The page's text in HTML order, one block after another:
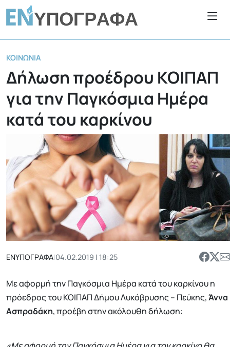
ΚΟΙΝΩΝΊΑ
Δήλωση προέδρου ΚΟΙΠΑΠ
για την Παγκόσμια Ημέρα
κατά του καρκίνου
ΕΝΥΠΟΓΡΑΦΑ|04.02.2019 | 18:25
Με αφορμή την Παγκόσμια Ημέρα κατά του καρκίνου η
πρόεδρος του ΚΟΙΠΑΠ Δήμου Λυκόβρυσης – Πεύκης,Άννα
Ασπραδάκη, προέβη στην ακόλουθη δήλωση: